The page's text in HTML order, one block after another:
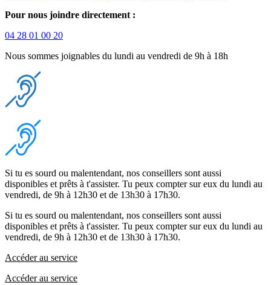
Pour nous joindre directement :
04 28 01 00 20
Nous sommes joignables du lundi au vendredi de 9h à 18h
Si tu es sourd ou malentendant, nos conseillers sont aussi
disponibles et prêts à t'assister. Tu peux compter sur eux du lundi au
vendredi, de 9h à 12h30 et de 13h30 à 17h30.
Si tu es sourd ou malentendant, nos conseillers sont aussi
disponibles et prêts à t'assister. Tu peux compter sur eux du lundi au
vendredi, de 9h à 12h30 et de 13h30 à 17h30.
Accéder au service
Accéder au service